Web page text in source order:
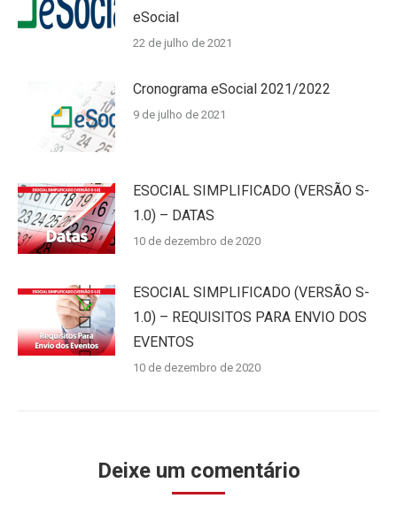
eSocial
22 de julho de 2021
Cronograma eSocial 2021/2022
9 de julho de 2021
ESOCIAL SIMPLIFICADO (VERSÃO S-
1.0) – DATAS
10 de dezembro de 2020
ESOCIAL SIMPLIFICADO (VERSÃO S-
1.0) – REQUISITOS PARA ENVIO DOS
EVENTOS
10 de dezembro de 2020
Deixe um comentário